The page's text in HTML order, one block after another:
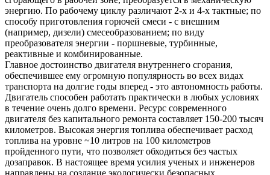
энергию. По рабочему циклу различают 2-х и 4-х тактные; по
способу приготовления горючей смеси - с внешним
(например, дизели) смесеобразованием; по виду
преобразователя энергии - поршневые, турбинные,
реактивные и комбинированные.
Главное достоинство двигателя внутреннего сгорания,
обеспечившее ему огромную популярность во всех видах
транспорта на долгие годы вперед - это автономность работы.
Двигатель способен работать практически в любых условиях
в течение очень долго времени. Ресурс современного
двигателя без капитального ремонта составляет 150-200 тысяч
километров. Высокая энергия топлива обеспечивает расход
топлива на уровне ~10 литров на 100 километров
пройденного пути, что позволяет обходиться без частых
дозаправок. В настоящее время усилия ученых и инженеров
направлены на создание экологически безопасных,